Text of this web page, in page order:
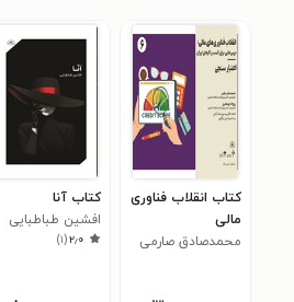
کتاب انقلاب فناوری
مالی
محمدصادق صارمی
کتاب آنا
افشین طباطبایی
۲٫۰(۱)